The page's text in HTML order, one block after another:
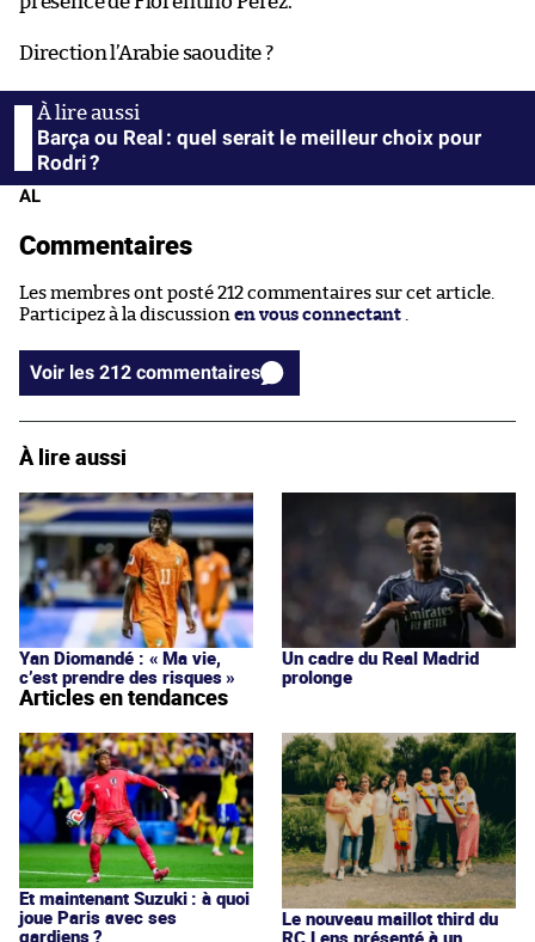
Direction l’Arabie saoudite ?
Barça ou Real : quel serait le meilleur choix pour
Rodri ?
AL
Commentaires
Les membres ont posté 212 commentaires sur cet article.
Participez à la discussion en vous connectant
Voir les 212 commentaires
À lire aussi
Yan Diomandé : « Ma vie,
c’est prendre des risques »
Un cadre du Real Madrid
prolonge
Articles en tendances
Et maintenant Suzuki : à quoi
joue Paris avec ses
gardiens ?
Le nouveau maillot third du
RC Lens présenté à un